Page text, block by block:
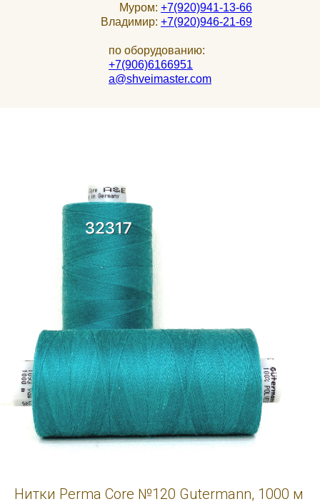
Муром: +7(920)941-13-66
Владимир: +7(920)946-21-69
по оборудованию:
+7(906)6166951
a@shveimaster.com
Нитки Perma Core №120 Gutermann, 1000 м